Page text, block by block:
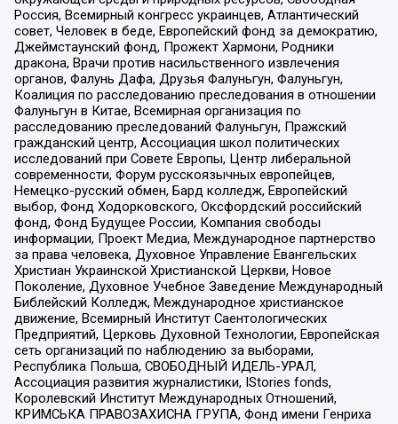
Россия, Всемирный конгресс украинцев, Атлантический
совет, Человек в беде, Европейский фонд за демократию,
Джеймстаунский фонд, Прожект Хармони, Родники
дракона, Врачи против насильственного извлечения
органов, Фалунь Дафа, Друзья Фалуньгун, Фалуньгун,
Коалиция по расследованию преследования в отношении
Фалуньгун в Китае, Всемирная организация по
расследованию преследований Фалуньгун, Пражский
гражданский центр, Ассоциация школ политических
исследований при Совете Европы, Центр либеральной
современности, Форум русскоязычных европейцев,
Немецко-русский обмен, Бард колледж, Европейский
выбор, Фонд Ходорковского, Оксфордский российский
фонд, Фонд Будущее России, Компания свободы
информации, Проект Медиа, Международное партнерство
за права человека, Духовное Управление Евангельских
Христиан Украинской Христианской Церкви, Новое
Поколение, Духовное Учебное Заведение Международный
Библейский Колледж, Международное христианское
движение, Всемирный Институт Саентологических
Предприятий, Церковь Духовной Технологии, Европейская
сеть организаций по наблюдению за выборами,
Республика Польша, СВОБОДНЫЙ ИДЕЛЬ-УРАЛ,
Ассоциация развития журналистики, IStories fonds,
Королевский Институт Международных Отношений,
КРИМСЬКА ПРАВОЗАХИСНА ГРУПА, Фонд имени Генриха